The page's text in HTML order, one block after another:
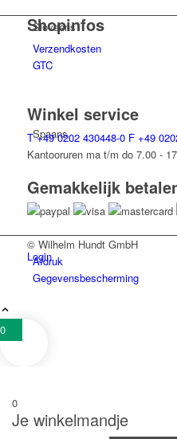
Sloveens
Spaans
Login
Shopinfos
Verzendkosten
GTC
Winkel service
T+49 0202 430448-0 F +49
Kantooruren ma t/m do 7.00 -
Gemakkelijk
© Wilhelm Hundt GmbH
Afdruk
Gegevensbescherming
0
0
Je winkelmandje